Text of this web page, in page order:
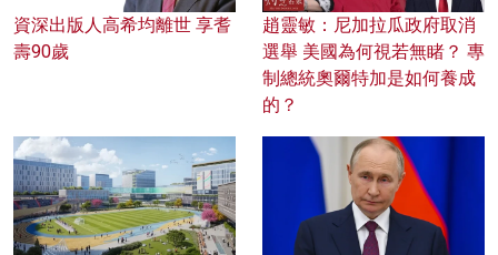
資深出版人高希均離世 享耆
壽90歲
趙靈敏：尼加拉瓜政府取消
選舉 美國為何視若無睹？ 專
制總統奧爾特加是如何養成
的？